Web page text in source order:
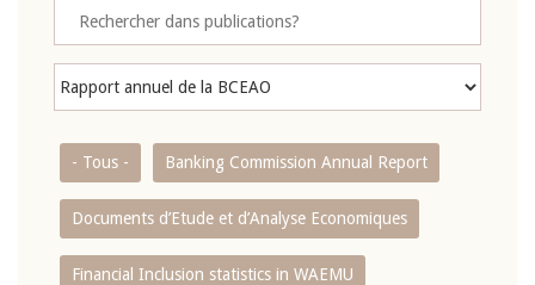
- Tous - Banking Commission Annual Report
Documents d’Etude et d’Analyse Economiques
Financial Inclusion statistics in WAEMU